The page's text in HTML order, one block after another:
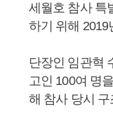
세월호 참사 특
하기 위해
단장인 임관혁
고인 100여 명
해 참사 당시